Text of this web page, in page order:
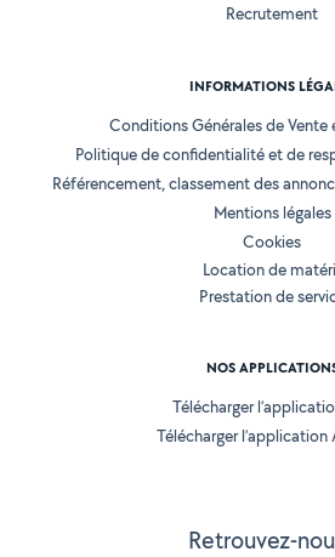
Retrouvez-
Recrutement
INFORMATIONS
Conditions Générales de
Politique de confidentialité et de
Référencement, classement des
Mentions légales
Cookies
Location de
Prestation de
NOS
Télécharger
Télécharger l’application